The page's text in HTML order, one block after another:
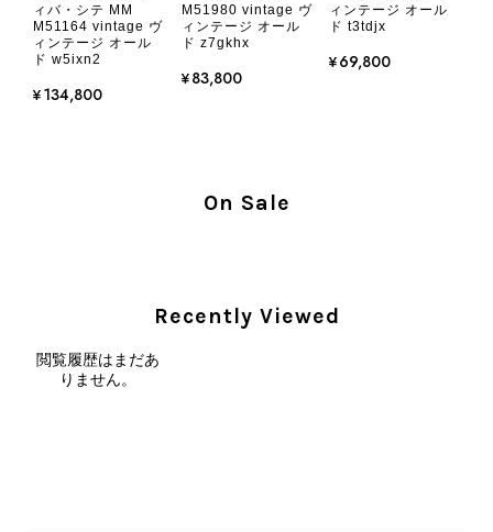
この度は、楽しみにお待ちいただいた
商品で、衛生面へのご不安を含め、残
念な思いをおかけしましたこと、心よ
え、返品・返金を含め、責任をもって
しないためです。また、確認できた汚
ィバ・シテ MM
M51164 vintage ヴ
ィンテージ オール
ド w5ixn2
¥134,800
M51980 vintage ヴ
ィンテージ オール
ド z7gkhx
¥83,800
ィンテージ オール
ド t3tdjx
¥69,800
On Sale
Recently Viewed
閲覧履歴はまだあ
りません。